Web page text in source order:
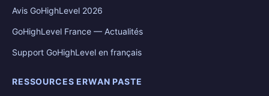
Avis GoHighLevel 2026
GoHighLevel France — Actualités
Support GoHighLevel en français
RESSOURCES ERWAN PASTE